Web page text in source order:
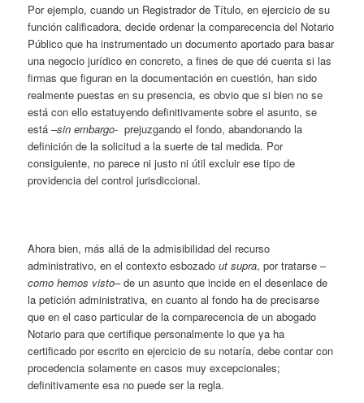
Por ejemplo, cuando un Registrador de Título, en ejercicio de su
función calificadora, decide ordenar la comparecencia del Notario
Público que ha instrumentado un documento aportado para basar
una negocio jurídico en concreto, a fines de que dé cuenta si las
firmas que figuran en la documentación en cuestión, han sido
realmente puestas en su presencia, es obvio que si bien no se
está con ello estatuyendo definitivamente sobre el asunto, se
está –sin embargo- prejuzgando el fondo, abandonando la
definición de la solicitud a la suerte de tal medida. Por
consiguiente, no parece ni justo ni útil excluir ese tipo de
providencia del control jurisdiccional.
Ahora bien, más allá de la admisibilidad del recurso
administrativo, en el contexto esbozadout supra, por tratarse –
como hemos visto– de un asunto que incide en el desenlace de
la petición administrativa, en cuanto al fondo ha de precisarse
que en el caso particular de la comparecencia de un abogado
Notario para que certifique personalmente lo que ya ha
certificado por escrito en ejercicio de su notaría, debe contar con
procedencia solamente en casos muy excepcionales;
definitivamente esa no puede ser la regla.